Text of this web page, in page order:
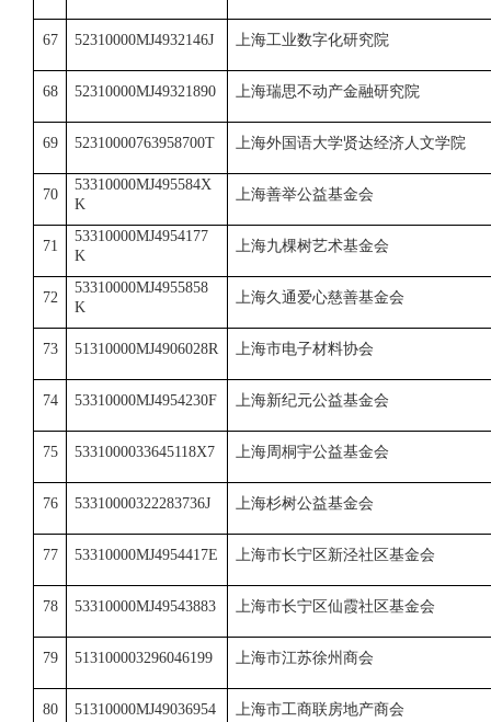
67 52310000MJ4932146J 上海工业数字化研究院
68 52310000MJ49321890 上海瑞思不动产金融研究院
69 52310000763958700T 上海外国语大学贤达经济人文学院
70
53310000MJ495584X
K
上海善举公益基金会
71
53310000MJ4954177
K
上海九棵树艺术基金会
72
53310000MJ4955858
K
上海久通爱心慈善基金会
73 51310000MJ4906028R 上海市电子材料协会
74 53310000MJ4954230F 上海新纪元公益基金会
75 5331000033645118X7 上海周桐宇公益基金会
76 53310000322283736J 上海杉树公益基金会
77 53310000MJ4954417E 上海市长宁区新泾社区基金会
78 53310000MJ49543883 上海市长宁区仙霞社区基金会
79 513100003296046199 上海市江苏徐州商会
80 51310000MJ49036954 上海市工商联房地产商会